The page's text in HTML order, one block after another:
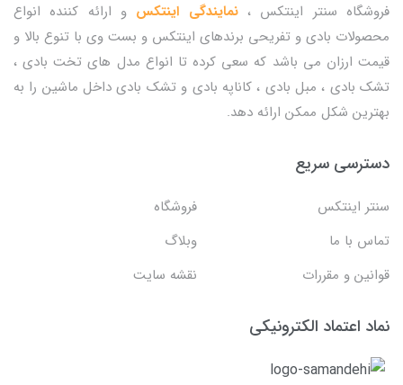
فروشگاه سنتر اینتکس ،نمایندگی اینتکس و ارائه کننده انواع
محصولات بادی و تفریحی برندهای اینتکس و بست وی با تنوع بالا و
قیمت ارزان می باشد که سعی کرده تا انواع مدل های تخت بادی ،
تشک بادی ، مبل بادی ، کاناپه بادی و تشک بادی داخل ماشین را به
بهترین شکل ممکن ارائه دهد.
دسترسی سریع
سنتر اینتکس
فروشگاه
تماس با ما
وبلاگ
قوانین و مقررات
نقشه سایت
نماد اعتماد الکترونیکی